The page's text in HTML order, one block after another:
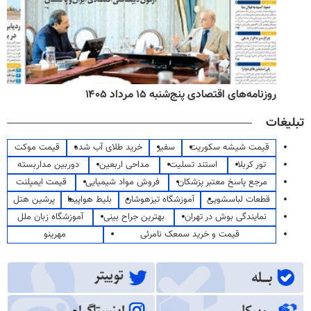
روزنامه‌های اقتصادی پنج‌شنبه ۱۵ مرداد ۱۴۰۵
تبلیغات
قیمت شیشه سکوریت سفیر خرید طلای آب شده
قیمت موکت
تور کربلا
استند تسلیت مداحی اربعین
دوربین مداربسته
مرجع پاسخ معتبر پزشکان
فروش مواد شیمیایی
قیمت ایمپلنت
قطعات لباسشویی
آموزشگاه تیزهوشان بلیط هواپیما
پرشین هتل
نمایندگی بوش در تهران
بهترین جراح بینی
آموزشگاه زبان ملل
قیمت و خرید سمعک نامرئی
مهرینو